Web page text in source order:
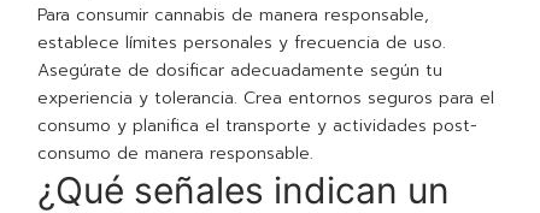
Para consumir cannabis de manera responsable,
establece límites personales y frecuencia de uso.
Asegúrate de dosificar adecuadamente según tu
experiencia y tolerancia. Crea entornos seguros para el
consumo y planifica el transporte y actividades post-
consumo de manera responsable.
¿Qué señales indican un